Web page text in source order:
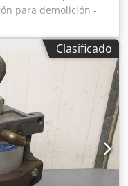
para demolición -
-Altura: 600 mm -
los puntos de
orificio: Ø 45/50 mm -
puede
propio: 160 kg
Clasificado